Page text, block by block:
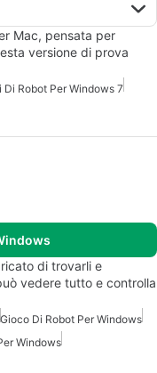
Mac, pensata per
versione di prova
Di Robot Per Windows 7
di trovarli e
vedere tutto e controlla
Gioco Di Robot Per Windows
Windows